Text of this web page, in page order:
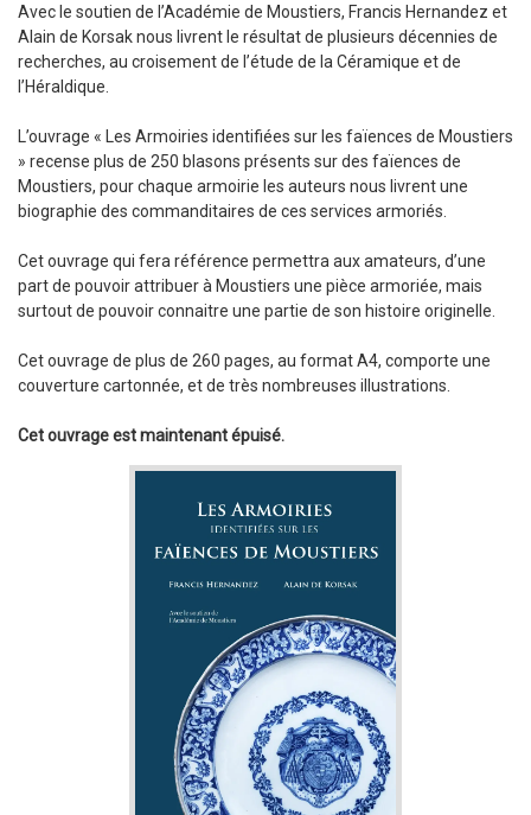
Avec le soutien de l’Académie de Moustiers, Francis Hernandez et
Alain de Korsak nous livrent le résultat de plusieurs décennies de
recherches, au croisement de l’étude de la Céramique et de
l’Héraldique.
L’ouvrage « Les Armoiries identifiées sur les faïences de Moustiers
» recense plus de 250 blasons présents sur des faïences de
Moustiers, pour chaque armoirie les auteurs nous livrent une
biographie des commanditaires de ces services armoriés.
Cet ouvrage qui fera référence permettra aux amateurs, d’une
part de pouvoir attribuer à Moustiers une pièce armoriée, mais
surtout de pouvoir connaitre une partie de son histoire originelle.
Cet ouvrage de plus de 260 pages, au format A4, comporte une
couverture cartonnée, et de très nombreuses illustrations.
Cet ouvrage est maintenant épuisé.